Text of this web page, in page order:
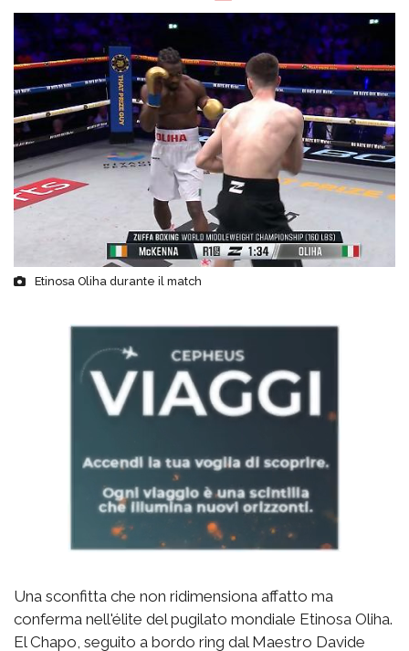
Etinosa Oliha durante il match
Una sconfitta che non ridimensiona affatto ma
conferma nell'élite del pugilato mondiale Etinosa Oliha.
El Chapo, seguito a bordo ring dal Maestro Davide